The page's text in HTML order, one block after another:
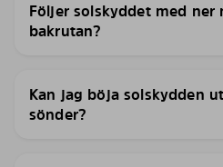
Följer solskyddet med ner
bakrutan?
Kan jag böja solskydden
sönder?